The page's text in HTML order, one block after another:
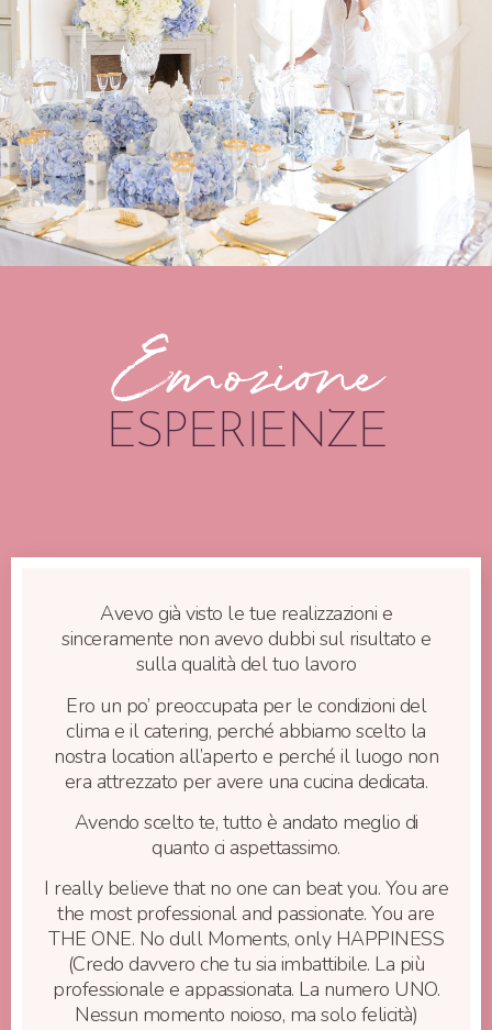
Emozione
ESPERIENZE
Avevo già visto le tue realizzazioni e
sinceramente non avevo dubbi sul risultato e
sulla qualità del tuo lavoro
Ero un po’ preoccupata per le condizioni del
clima e il catering, perché abbiamo scelto la
nostra location all’aperto e perché il luogo non
era attrezzato per avere una cucina dedicata.
Avendo scelto te, tutto è andato meglio di
quanto ci aspettassimo.
I really believe that no one can beat you. You are
the most professional and passionate. You are
THE ONE. No dull Moments, only HAPPINESS
(Credo davvero che tu sia imbattibile. La più
professionale e appassionata. La numero UNO.
Nessun momento noioso, ma solo felicità)